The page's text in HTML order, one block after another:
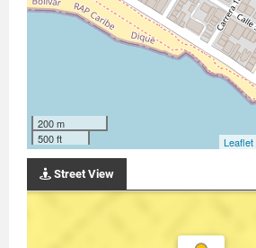
200 m
500 ft
Leaflet
Street View